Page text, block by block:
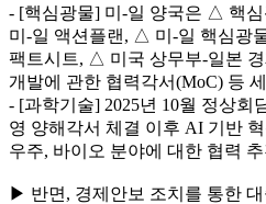
- [핵심광물] 미-일 양국은 △ 핵
미-일 액션플랜, △ 미-일 핵심광
팩트시트, △ 미국 상무부-일본
개발에 관한 협력각서(MoC) 등
- [과학기술] 2025년 10월 정상회
영 양해각서 체결 이후 AI 기반
우주, 바이오 분야에 대한 협력
▶ 반면, 경제안보 조치를 통한